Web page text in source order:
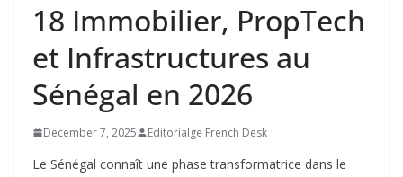
18 Immobilier, PropTech
et Infrastructures au
Sénégal en 2026
December 7, 2025 Editorialge French Desk
Le Sénégal connaît une phase transformatrice dans le